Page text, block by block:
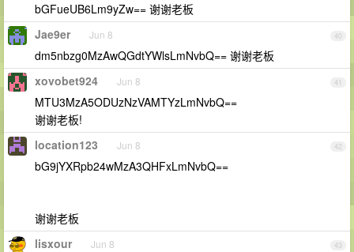
bGFueUB6Lm9yZw== 谢谢老板
40
Jae9er Jun 8
dm5nbzg0MzAwQGdtYWlsLmNvbQ== 谢谢老板
41
xovobet924 Jun 8
MTU3MzA5ODUzNzVAMTYzLmNvbQ==
谢谢老板!
42
location123 Jun 8
bG9jYXRpb24wMzA3QHFxLmNvbQ==
谢谢老板
43
lisxour Jun 8